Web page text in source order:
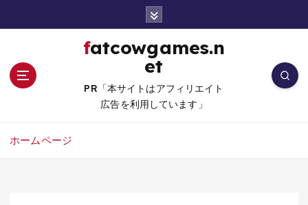
fatcowgames.n
et
PR「本サイトはアフィリエイト
広告を利用しています」
ホームページ